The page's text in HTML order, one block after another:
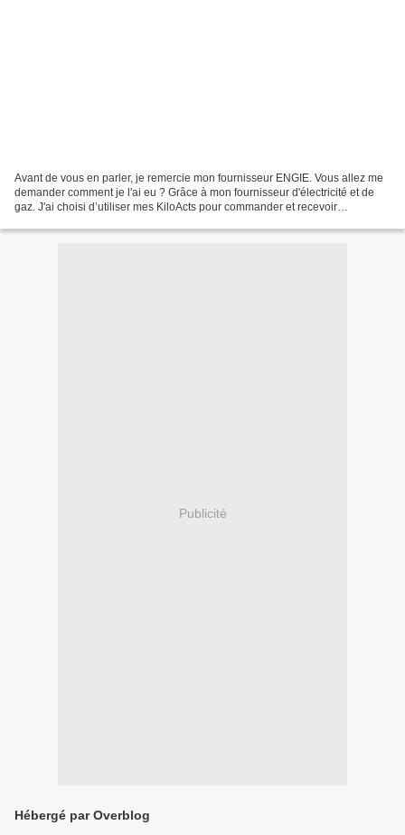
Avant de vous en parler, je remercie mon fournisseur ENGIE. Vous allez me
demander comment je l'ai eu ? Grâce à mon fournisseur d'électricité et de
gaz. J'ai choisi d’utiliser mes KiloActs pour commander et recevoir
Publicité
Hébergé par Overblog